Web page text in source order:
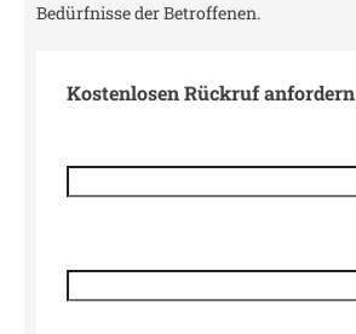
Bedürfnisse der Betroffenen.
Kostenlosen Rückruf anfordern